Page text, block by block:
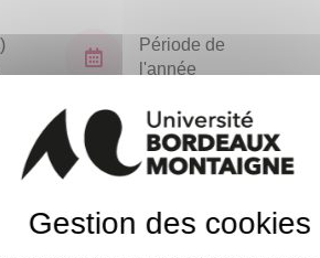
Période de
l'année
12h
Gestion des cookies